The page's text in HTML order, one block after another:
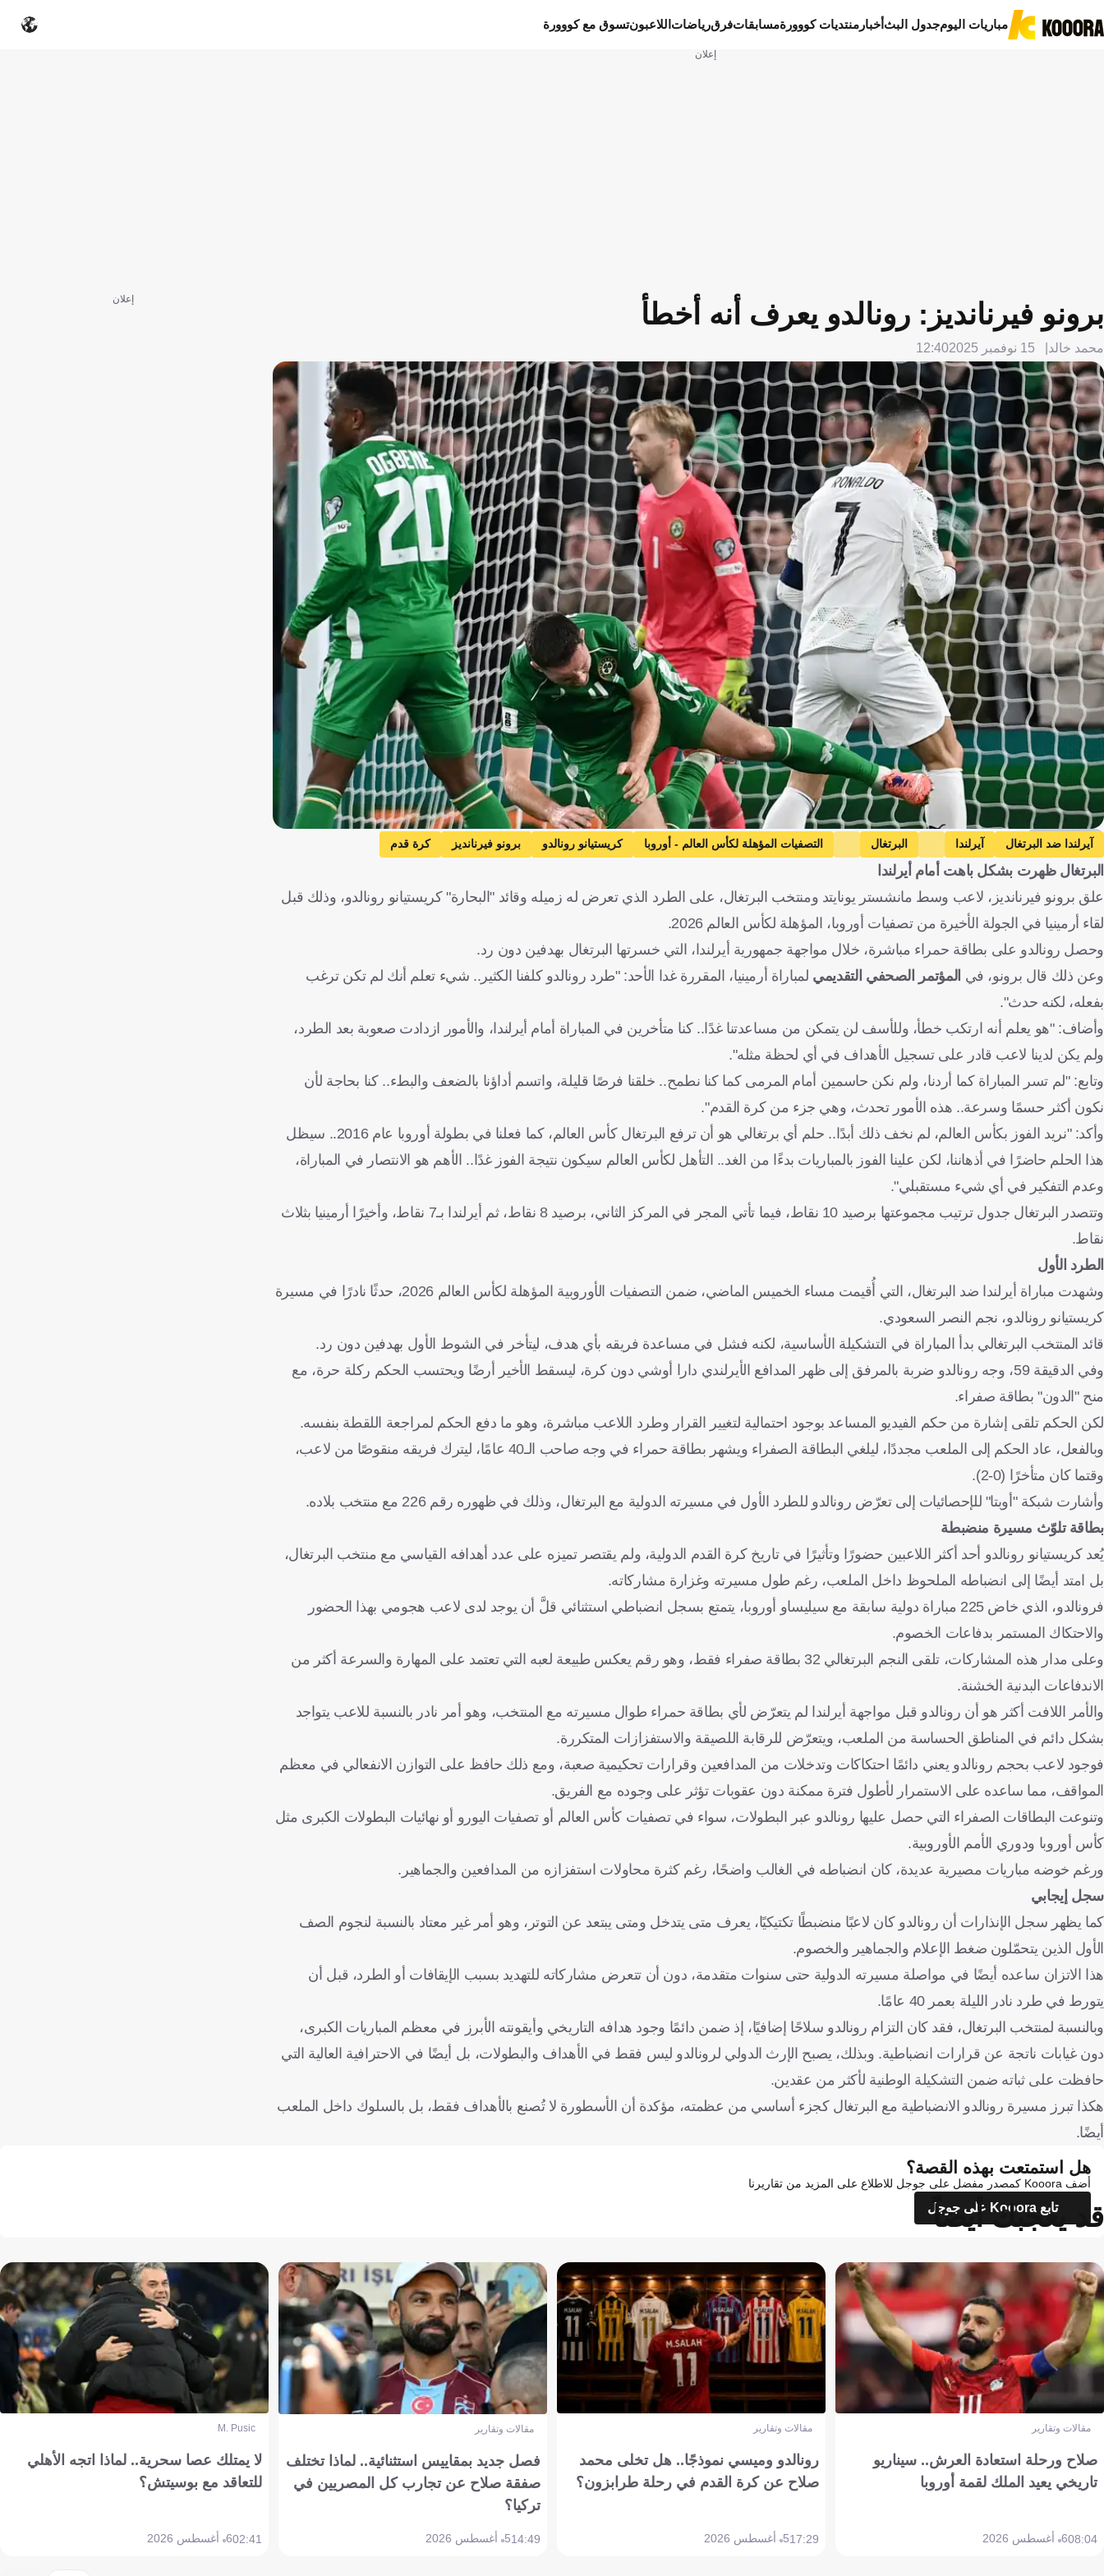
مباريات اليومجدول البثأخبار منتديات كووورةمسابقاتفرقرياضات اللاعبونتسوق مع كووورة
إعلان
برونو فيرنانديز: رونالدو يعرف أنه أخطأ
محمد خالد 15 نوفمبر 2025 12:40
Getty Images
آيرلندا ضد البرتغال آيرلندا البرتغال التصفيات المؤهلة لكأس العالم - أوروبا كريستيانو رونالدو برونو فيرنانديز كرة قدم
البرتغال ظهرت بشكل باهت أمام أيرلندا
علق برونو فيرنانديز، لاعب وسط مانشستر يونايتد ومنتخب البرتغال، على الطرد الذي تعرض له زميله وقائد "البحارة" كريستيانو رونالدو، وذلك قبل
لقاء أرمينيا في الجولة الأخيرة من تصفيات أوروبا، المؤهلة لكأس العالم 2026.
وحصل رونالدو على بطاقة حمراء مباشرة، خلال مواجهة جمهورية أيرلندا، التي خسرتها البرتغال بهدفين دون رد.
وعن ذلك قال برونو، في المؤتمر الصحفي التقديمي لمباراة أرمينيا، المقررة غدا الأحد: "طرد رونالدو كلفنا الكثير.. شيء تعلم أنك لم تكن ترغب
بفعله، لكنه حدث".
وأضاف: "هو يعلم أنه ارتكب خطأ، وللأسف لن يتمكن من مساعدتنا غدًا.. كنا متأخرين في المباراة أمام أيرلندا، والأمور ازدادت صعوبة بعد الطرد،
ولم يكن لدينا لاعب قادر على تسجيل الأهداف في أي لحظة مثله".
وتابع: "لم تسر المباراة كما أردنا، ولم نكن حاسمين أمام المرمى كما كنا نطمح.. خلقنا فرصًا قليلة، واتسم أداؤنا بالضعف والبطء.. كنا بحاجة لأن
نكون أكثر حسمًا وسرعة.. هذه الأمور تحدث، وهي جزء من كرة القدم".
وأكد: "نريد الفوز بكأس العالم، لم نخف ذلك أبدًا.. حلم أي برتغالي هو أن ترفع البرتغال كأس العالم، كما فعلنا في بطولة أوروبا عام 2016.. سيظل
هذا الحلم حاضرًا في أذهاننا، لكن علينا الفوز بالمباريات بدءًا من الغد.. التأهل لكأس العالم سيكون نتيجة الفوز غدًا.. الأهم هو الانتصار في المباراة،
وعدم التفكير في أي شيء مستقبلي".
وتتصدر البرتغال جدول ترتيب مجموعتها برصيد 10 نقاط، فيما تأتي المجر في المركز الثاني، برصيد 8 نقاط، ثم أيرلندا بـ7 نقاط، وأخيرًا أرمينيا بثلاث
نقاط.
الطرد الأول
وشهدت مباراة أيرلندا ضد البرتغال، التي أُقيمت مساء الخميس الماضي، ضمن التصفيات الأوروبية المؤهلة لكأس العالم 2026، حدثًا نادرًا في مسيرة
كريستيانو رونالدو، نجم النصر السعودي.
قائد المنتخب البرتغالي بدأ المباراة في التشكيلة الأساسية، لكنه فشل في مساعدة فريقه بأي هدف، ليتأخر في الشوط الأول بهدفين دون رد.
وفي الدقيقة 59، وجه رونالدو ضربة بالمرفق إلى ظهر المدافع الأيرلندي دارا أوشي دون كرة، ليسقط الأخير أرضًا ويحتسب الحكم ركلة حرة، مع
منح "الدون" بطاقة صفراء.
لكن الحكم تلقى إشارة من حكم الفيديو المساعد بوجود احتمالية لتغيير القرار وطرد اللاعب مباشرة، وهو ما دفع الحكم لمراجعة اللقطة بنفسه.
وبالفعل، عاد الحكم إلى الملعب مجددًا، ليلغي البطاقة الصفراء ويشهر بطاقة حمراء في وجه صاحب الـ40 عامًا، ليترك فريقه منقوصًا من لاعب،
وقتما كان متأخرًا (0-2).
وأشارت شبكة "أوبتا" للإحصائيات إلى تعرّض رونالدو للطرد الأول في مسيرته الدولية مع البرتغال، وذلك في ظهوره رقم 226 مع منتخب بلاده.
بطاقة تلوّث مسيرة منضبطة
يُعد كريستيانو رونالدو أحد أكثر اللاعبين حضورًا وتأثيرًا في تاريخ كرة القدم الدولية، ولم يقتصر تميزه على عدد أهدافه القياسي مع منتخب البرتغال،
بل امتد أيضًا إلى انضباطه الملحوظ داخل الملعب، رغم طول مسيرته وغزارة مشاركاته.
فرونالدو، الذي خاض 225 مباراة دولية سابقة مع سيليساو أوروبا، يتمتع بسجل انضباطي استثنائي قلَّ أن يوجد لدى لاعب هجومي بهذا الحضور
والاحتكاك المستمر بدفاعات الخصوم.
وعلى مدار هذه المشاركات، تلقى النجم البرتغالي 32 بطاقة صفراء فقط، وهو رقم يعكس طبيعة لعبه التي تعتمد على المهارة والسرعة أكثر من
الاندفاعات البدنية الخشنة.
والأمر اللافت أكثر هو أن رونالدو قبل مواجهة أيرلندا لم يتعرّض لأي بطاقة حمراء طوال مسيرته مع المنتخب، وهو أمر نادر بالنسبة للاعب يتواجد
بشكل دائم في المناطق الحساسة من الملعب، ويتعرّض للرقابة اللصيقة والاستفزازات المتكررة.
فوجود لاعب بحجم رونالدو يعني دائمًا احتكاكات وتدخلات من المدافعين وقرارات تحكيمية صعبة، ومع ذلك حافظ على التوازن الانفعالي في معظم
المواقف، مما ساعده على الاستمرار لأطول فترة ممكنة دون عقوبات تؤثر على وجوده مع الفريق.
وتنوعت البطاقات الصفراء التي حصل عليها رونالدو عبر البطولات، سواء في تصفيات كأس العالم أو تصفيات اليورو أو نهائيات البطولات الكبرى مثل
كأس أوروبا ودوري الأمم الأوروبية.
ورغم خوضه مباريات مصيرية عديدة، كان انضباطه في الغالب واضحًا، رغم كثرة محاولات استفزازه من المدافعين والجماهير.
سجل إيجابي
كما يظهر سجل الإنذارات أن رونالدو كان لاعبًا منضبطًا تكتيكيًا، يعرف متى يتدخل ومتى يبتعد عن التوتر، وهو أمر غير معتاد بالنسبة لنجوم الصف
الأول الذين يتحمّلون ضغط الإعلام والجماهير والخصوم.
هذا الاتزان ساعده أيضًا في مواصلة مسيرته الدولية حتى سنوات متقدمة، دون أن تتعرض مشاركاته للتهديد بسبب الإيقافات أو الطرد، قبل أن
يتورط في طرد نادر الليلة بعمر 40 عامًا.
وبالنسبة لمنتخب البرتغال، فقد كان التزام رونالدو سلاحًا إضافيًا، إذ ضمن دائمًا وجود هدافه التاريخي وأيقونته الأبرز في معظم المباريات الكبرى،
دون غيابات ناتجة عن قرارات انضباطية. وبذلك، يصبح الإرث الدولي لرونالدو ليس فقط في الأهداف والبطولات، بل أيضًا في الاحترافية العالية التي
حافظت على ثباته ضمن التشكيلة الوطنية لأكثر من عقدين.
هكذا تبرز مسيرة رونالدو الانضباطية مع البرتغال كجزء أساسي من عظمته، مؤكدة أن الأسطورة لا تُصنع بالأهداف فقط، بل بالسلوك داخل الملعب
أيضًا.
إعلان
هل استمتعت بهذه القصة؟
أضف Kooora كمصدر مفضل على جوجل للاطلاع على المزيد من تقاريرنا
تابع Kooora على جوجل
قد يعجبك أيضاً
مقالات وتقارير
صلاح ورحلة استعادة العرش.. سيناريو
تاريخي يعيد الملك لقمة أوروبا
08:046 أغسطس 2026
مقالات وتقارير
رونالدو وميسي نموذجًا.. هل تخلى محمد
صلاح عن كرة القدم في رحلة طرابزون؟
17:295 أغسطس 2026
مقالات وتقارير
فصل جديد بمقاييس استثنائية.. لماذا تختلف
صفقة صلاح عن تجارب كل المصريين في
تركيا؟
14:495 أغسطس 2026
M. Pusic
لا يمتلك عصا سحرية.. لماذا اتجه الأهلي
للتعاقد مع بوسيتش؟
02:416 أغسطس 2026